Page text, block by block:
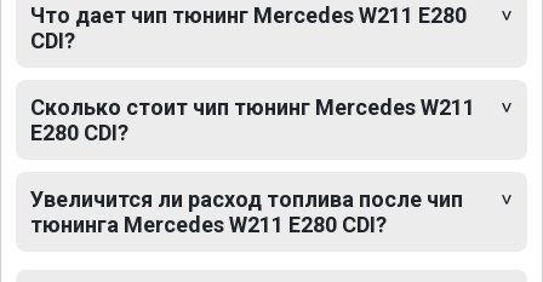
Что дает чип тюнинг Mercedes W211 E280
CDI?
Сколько стоит чип тюнинг Mercedes W211
E280 CDI?
Увеличится ли расход топлива после чип
тюнинга Mercedes W211 E280 CDI?